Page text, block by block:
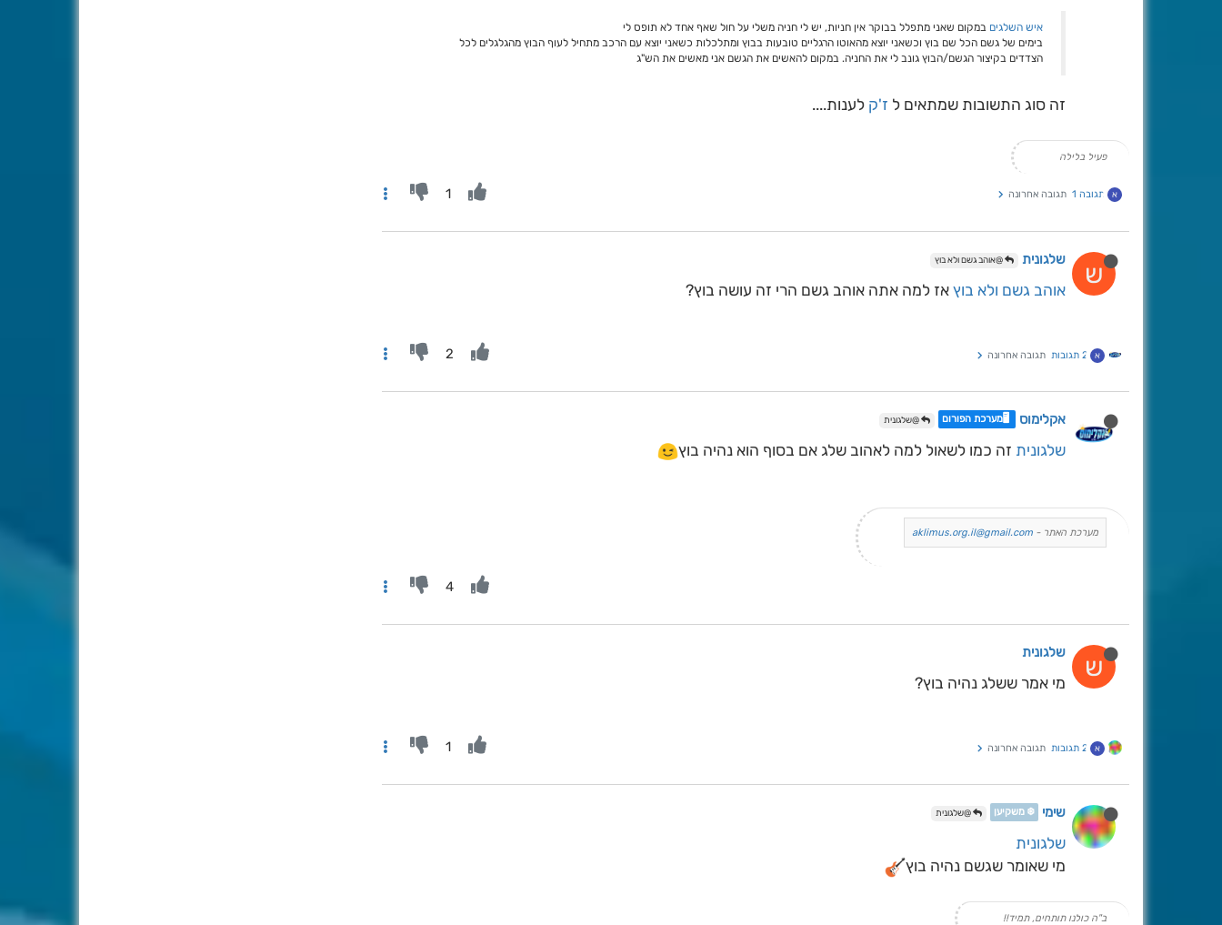
איש השלגים במקום שאני מתפלל בבוקר אין חניות, יש לי חניה משלי על חול שאף אחד לא תופס לי
בימים של גשם הכל שם בוץ וכשאני יוצא מהאוטו הרגליים טובעות בבוץ ומתלכלות כשאני יוצא עם הרכב מתחיל לעוף הבוץ מהגלגלים לכל
הצדדים בקיצור הגשם/הבוץ גונב לי את החניה. במקום להאשים את הגשם אני מאשים את הש"ג
זה סוג התשובות שמתאים ל ז'ק לענות....
פעיל בלילה
א תגובה 1 תגובה אחרונה 1
ש שלגונית @אוהב גשם ולא בוץ
אוהב גשם ולא בוץ אז למה אתה אוהב גשם הרי זה עושה בוץ?
א 2 תגובות תגובה אחרונה 2
אקלימוס 🖥️מערכת הפורום @שלגונית
שלגונית זה כמו לשאול למה לאהוב שלג אם בסוף הוא נהיה בוץ
מערכת האתר - aklimus.org.il@gmail.com
4
ש שלגונית
מי אמר ששלג נהיה בוץ?
א 2 תגובות תגובה אחרונה 1
שימי ❄️ משקיען @שלגונית
שלגונית
מי שאומר שגשם נהיה בוץ
ב"ה כולנו תותחים, תמיד!!